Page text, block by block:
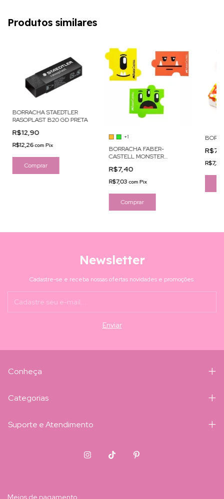
Produtos similares
BORRACHA STAEDTLER
RASOPLAST B20 GD PRETA
R$12,90
R$12,26com Pix
+1
BORRACHA FABER-
CASTELL MONSTER
R$7,40
R$7,03com Pix
Comprar
R$7,22
Newsletter
Cadastre-se e receba nossas ofertas novidades e promoções.
Conheça
Categorias
Suporte e Atendimento
Meios de pagamento